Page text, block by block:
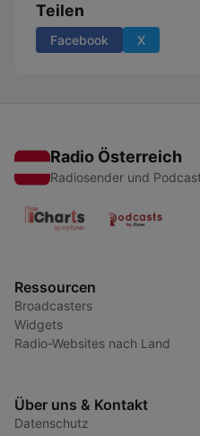
Teilen
Facebook X
Radio Österreich
Radiosender und
Ressourcen
Broadcasters
Widgets
Radio-Websites nach Land
Über uns & Kontakt
Datenschutz